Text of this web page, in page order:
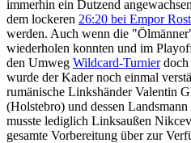
immerhin ein Dutzend
dem lockeren 26:20 bei Empor
werden. Auch wenn die
wiederholen konnten und im
den Umweg Wildcard-Turnierdoch
wurde der Kader noch einmal
rumänische Linkshänder Valentin
(Holstebro) und dessen
musste lediglich Linksaußen
gesamte Vorbereitung über zur